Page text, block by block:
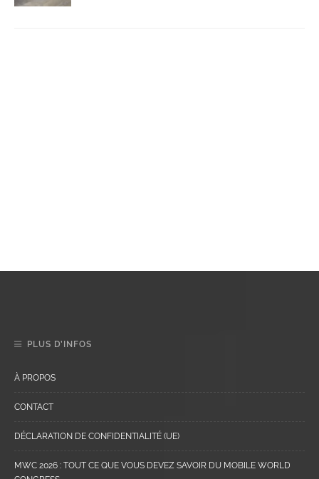
PLUS D’INFOS
À PROPOS
CONTACT
DÉCLARATION DE CONFIDENTIALITÉ (UE)
MWC 2026 : TOUT CE QUE VOUS DEVEZ SAVOIR DU MOBILE WORLD